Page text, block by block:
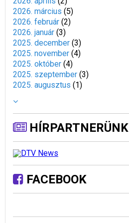
2026. március (5)
2026. február (2)
2026. január (3)
2025. december (3)
2025. november (4)
2025. október (4)
2025. szeptember (3)
2025. augusztus (1)
HÍRPARTNERÜNK
FACEBOOK